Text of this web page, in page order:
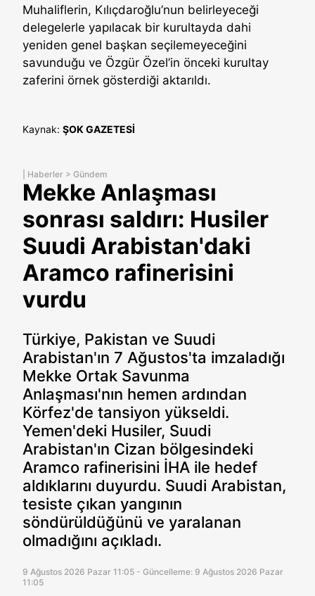
Muhaliflerin, Kılıçdaroğlu’nun belirleyeceği
delegelerle yapılacak bir kurultayda dahi
yeniden genel başkan seçilemeyeceğini
savunduğu ve Özgür Özel’in önceki kurultay
zaferini örnek gösterdiği aktarıldı.
Kaynak: ŞOK GAZETESİ
Haberler > Gündem
Mekke Anlaşması
sonrası saldırı: Husiler
Suudi Arabistan'daki
Aramco rafinerisini
vurdu
Türkiye, Pakistan ve Suudi
Arabistan'ın 7 Ağustos'ta imzaladığı
Mekke Ortak Savunma
Anlaşması'nın hemen ardından
Körfez'de tansiyon yükseldi.
Yemen'deki Husiler, Suudi
Arabistan'ın Cizan bölgesindeki
Aramco rafinerisini İHA ile hedef
aldıklarını duyurdu. Suudi Arabistan,
tesiste çıkan yangının
söndürüldüğünü ve yaralanan
olmadığını açıkladı.
9 Ağustos 2026 Pazar 11:05 - Güncelleme: 9 Ağustos 2026 Pazar
11:05